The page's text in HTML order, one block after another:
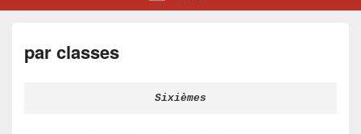
par classes
Sixièmes